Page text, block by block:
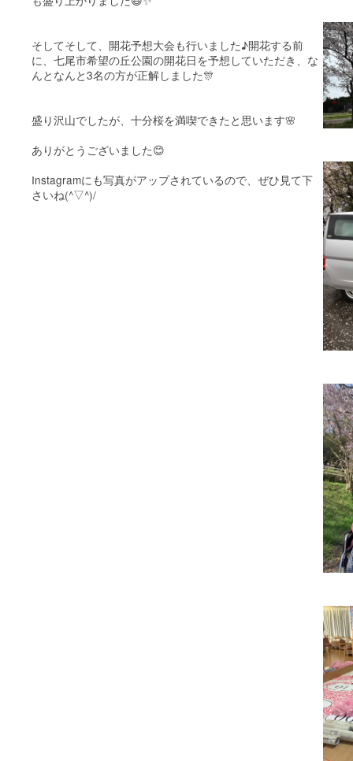
そしてそして、開花予想大会も行いました♪開花する前
に、七尾市希望の丘公園の開花日を予想していただき、な
んとなんと3名の方が正解しました🎊
盛り沢山でしたが、十分桜を満喫できたと思います🌸
ありがとうございました😊
Instagramにも写真がアップされているので、ぜひ見て下
さいね(^▽^)/